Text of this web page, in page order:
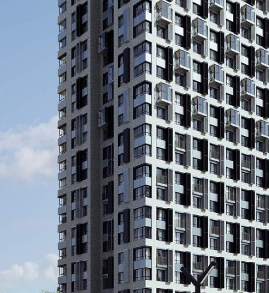
120631 - Г. ВЛАДИВОСТОК,
АДМИРАЛА ГОРШКОВА
УЛИЦА, Д.5
Приморский край
Получить контакты Посмотреть на карте
Предлагается в продажу торговое помещение, расположенное
в ЖК «Флагман Владивосток»[#7546152#]